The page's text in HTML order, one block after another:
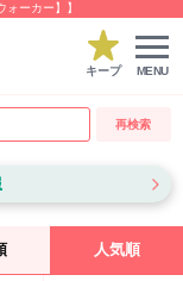
ーカー】】
キープ MENU
再検索
人気順